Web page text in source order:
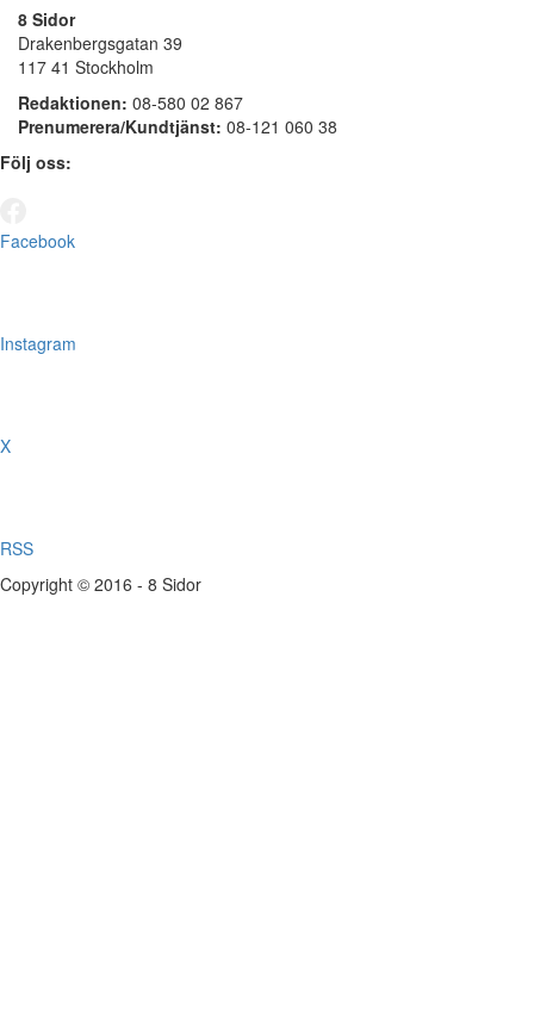
8 Sidor
Drakenbergsgatan 39
117 41 Stockholm
Redaktionen: 08-580 02 867
Prenumerera/Kundtjänst: 08-121 060 38
Följ oss:
Facebook
Instagram
X
RSS
Copyright © 2016 - 8 Sidor